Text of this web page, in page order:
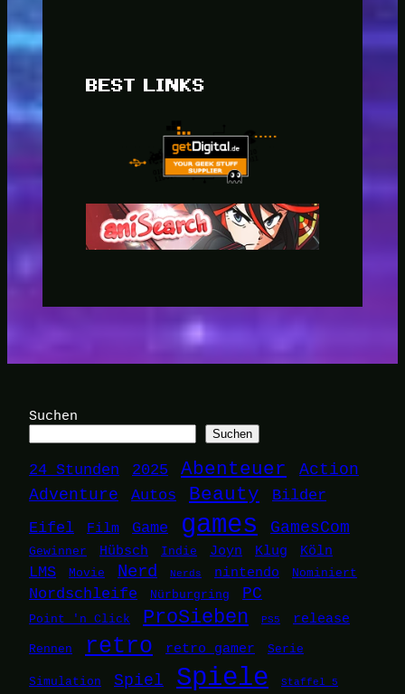
BEST LINKS
Suchen
Suchen
24 Stunden 2025 Abenteuer
Action
Adventure
Autos Beauty
Bilder
Eifel
Film Game games GamesCom
Gewinner Hübsch Indie Joyn Klug Köln
LMS Movie Nerd Nerds nintendo Nominiert
Nordschleife Nürburgring PC
Point 'n Click ProSieben PS5 release
Rennen retro retro gamer Serie
Simulation Spiel Spiele Staffel 5